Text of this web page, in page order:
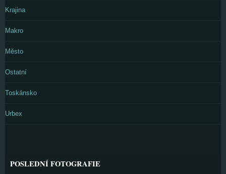
Krajina
Makro
Město
Ostatní
Toskánsko
Urbex
POSLEDNÍ FOTOGRAFIE